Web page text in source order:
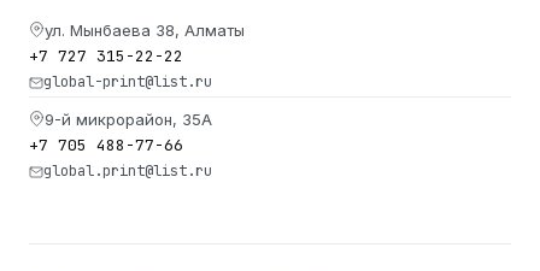
ул. Мынбаева 38, Алматы
+7 727 315-22-22
global-print@list.ru
9-й микрорайон, 35А
+7 705 488-77-66
global.print@list.ru